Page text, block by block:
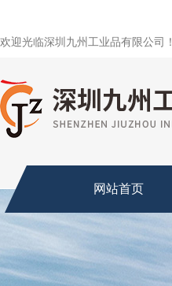
欢迎光临深圳九州工业品有限公司！
网站首页